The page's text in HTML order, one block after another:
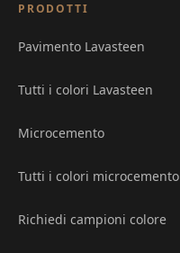
PRODOTTI
Pavimento Lavasteen
Tutti i colori Lavasteen
Microcemento
Tutti i colori microcemento
Richiedi campioni colore